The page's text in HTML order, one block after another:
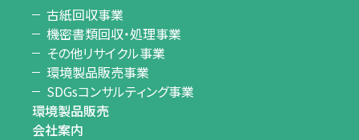
古紙回収事業
機密書類回収・処理事業
その他リサイクル事業
環境製品販売事業
SDGsコンサルティング事業
環境製品販売
会社案内